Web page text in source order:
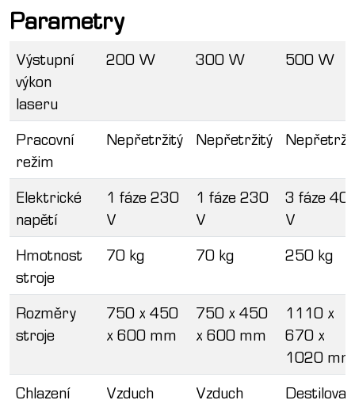
Parametry
Výstupní
výkon
laseru
200 W 300 W 500 W
Pracovní
režim
Nepřetržitý Nepřetržitý
Elektrické
napětí
1 fáze 230
V
1 fáze 230
V
3 fáze
V
Hmotnost
stroje
70 kg 70 kg 250 kg
Rozměry
stroje
750 x 450
x 600 mm
750 x 450
x 600 mm
1110 x
670 x
1020 mm
Chlazení
Vzduch Vzduch